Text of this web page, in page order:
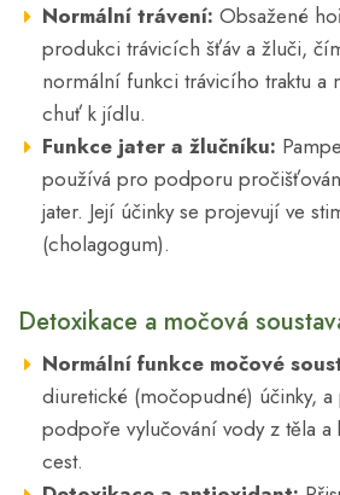
Normální trávení: Obsažené
produkci trávicích šťáv a žluči,
normální funkci trávicího traktu
chuť k jídlu.
Funkce jater a žlučníku:
používá pro podporu
jater. Její účinky se projevují ve
(cholagogum).
Detoxikace a močová
Normální funkce močové
diuretické (močopudné) účinky,
podpoře vylučování vody z těla a
cest.